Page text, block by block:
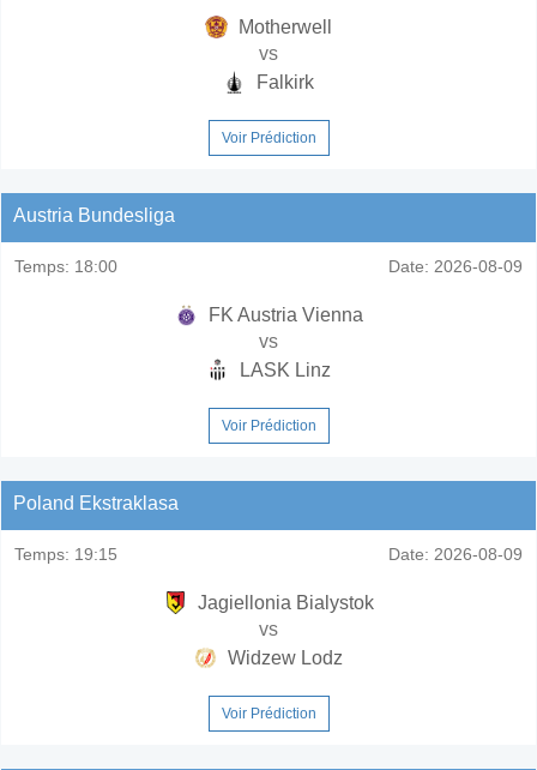
Motherwell
vs
Falkirk
Voir Prédiction
Austria Bundesliga
Temps: 18:00 Date: 2026-08-09
FK Austria Vienna
vs
LASK Linz
Voir Prédiction
Poland Ekstraklasa
Temps: 19:15 Date: 2026-08-09
Jagiellonia Bialystok
vs
Widzew Lodz
Voir Prédiction